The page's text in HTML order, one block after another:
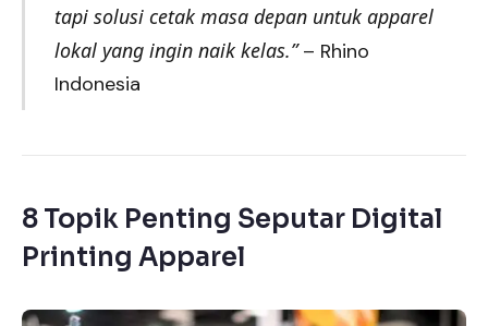
tapi solusi cetak masa depan untuk apparel
lokal yang ingin naik kelas.”– Rhino
Indonesia
8 Topik Penting Seputar Digital
Printing Apparel